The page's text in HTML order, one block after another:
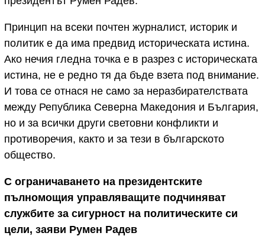
Принцип на всеки почтен журналист, историк и
политик е да има предвид историческата истина.
Ако нечия гледна точка е в разрез с историческата
истина, не е редно тя да бъде взета под внимание.
И това се отнася не само за неразбирателствата
между Република Северна Македония и България,
но и за всички други световни конфликти и
противоречия, както и за тези в българското
общество.
С ограничаването на президентските
пълномощия управляващите подчиняват
службите за сигурност на политическите си
цели, заяви Румен Радев